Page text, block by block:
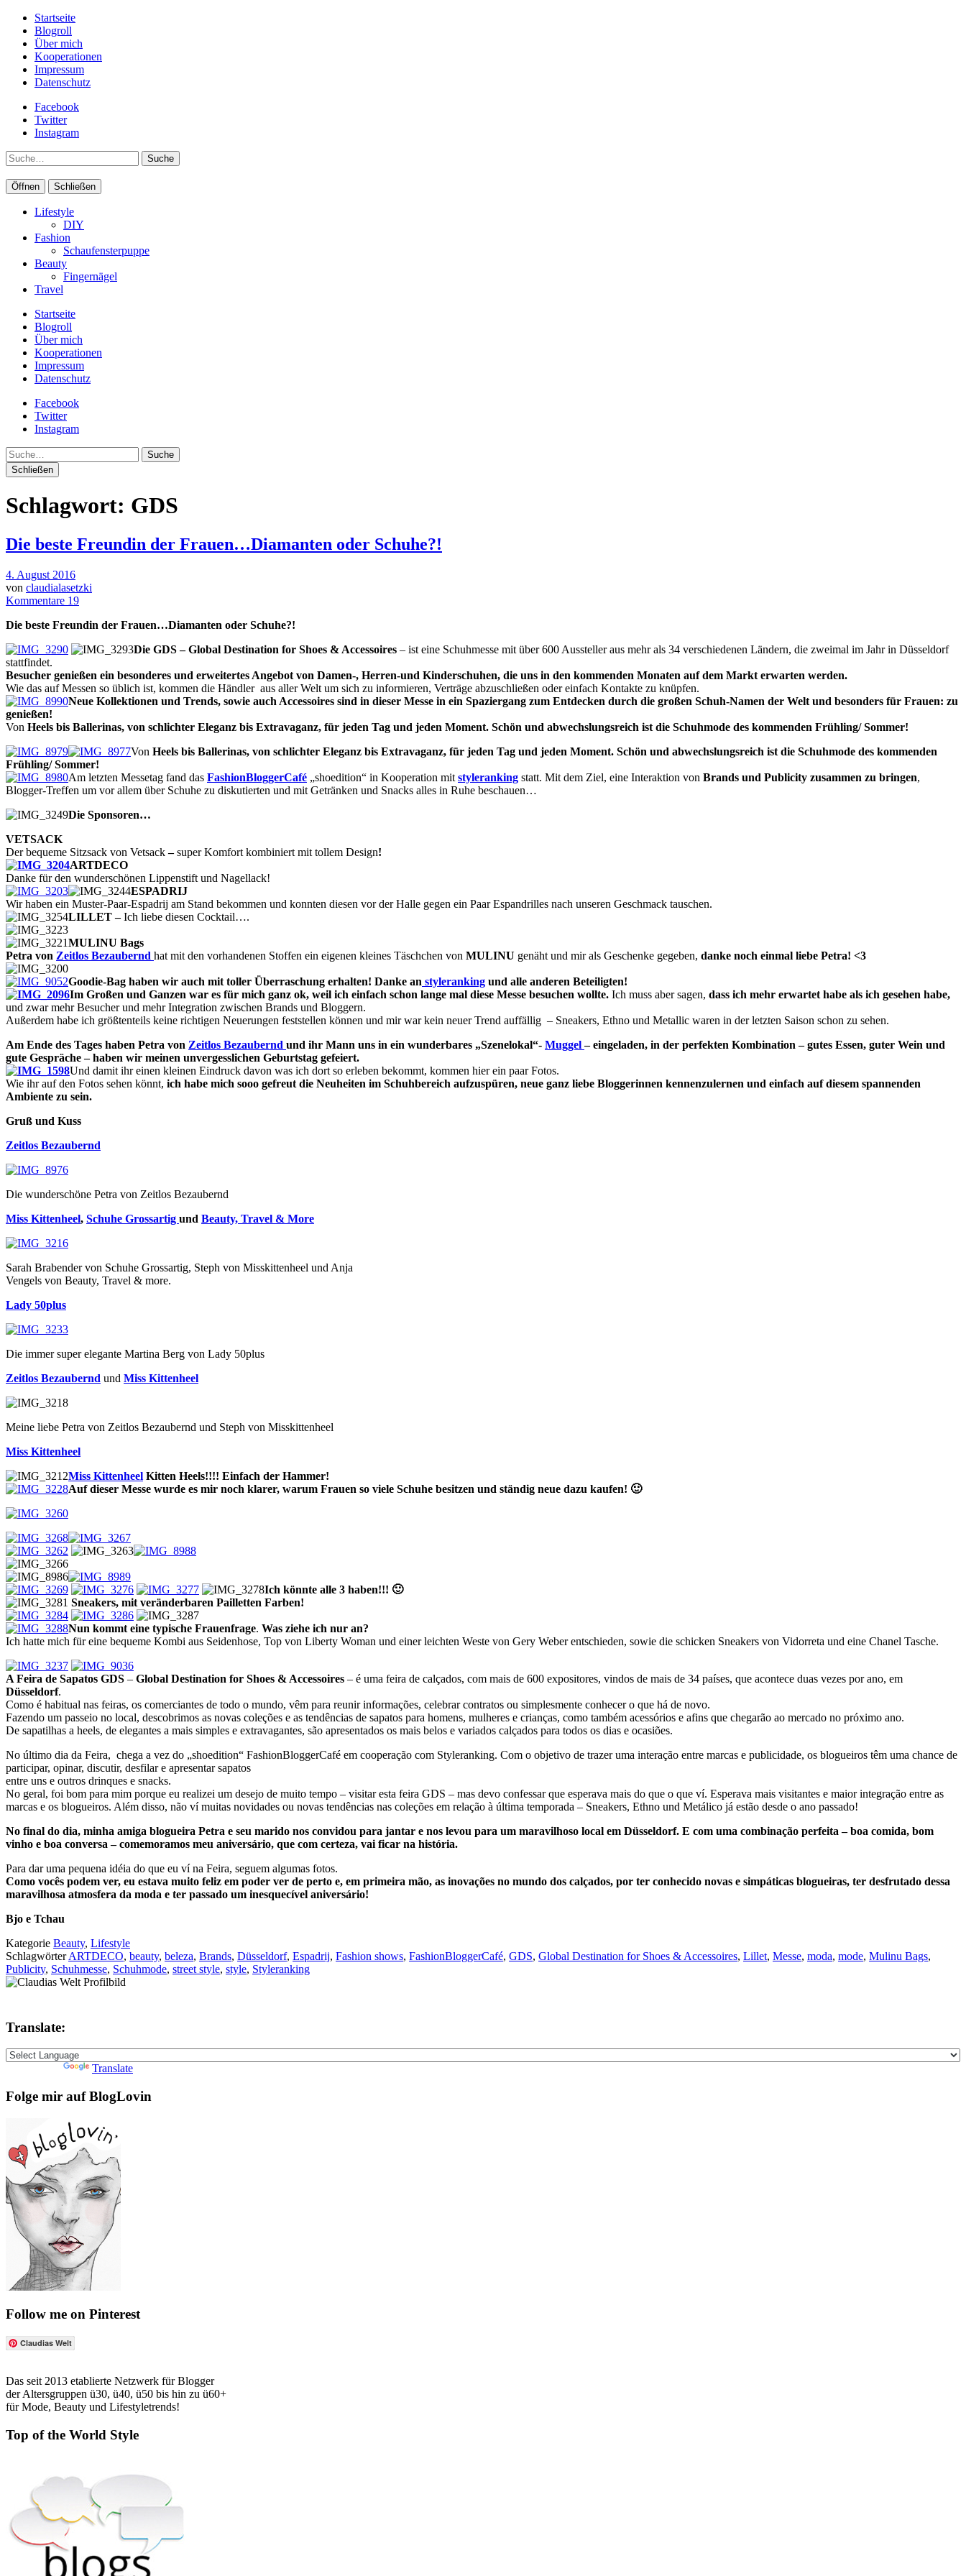
Startseite
Blogroll
Über mich
Kooperationen
Impressum
Datenschutz
Facebook
Twitter
Instagram
Suche
Öffnen Schließen
Lifestyle
DIY
Fashion
Schaufensterpuppe
Beauty
Fingernägel
Travel
Startseite
Blogroll
Über mich
Kooperationen
Impressum
Datenschutz
Facebook
Twitter
Instagram
Suche
Schließen
Schlagwort: GDS
Die beste Freundin der Frauen…Diamanten oder Schuhe?!
4. August 2016
von claudialasetzki
Kommentare 19
Die beste Freundin der Frauen…Diamanten oder Schuhe?!
Die GDS – Global Destination for Shoes & Accessoires – ist eine Schuhmesse mit über 600 Aussteller aus mehr als 34 verschiedenen Ländern, die zweimal im Jahr in Düsseldorf
stattfindet.
Besucher genießen ein besonderes und erweitertes Angebot von Damen-, Herren-und Kinderschuhen, die uns in den kommenden Monaten auf dem Markt erwarten werden.
Wie das auf Messen so üblich ist, kommen die Händler aus aller Welt um sich zu informieren, Verträge abzuschließen oder einfach Kontakte zu knüpfen.
Neue Kollektionen und Trends, sowie auch Accessoires sind in dieser Messe in ein Spaziergang zum Entdecken durch die großen Schuh-Namen der Welt und besonders für Frauen: zu
genießen!
Von Heels bis Ballerinas, von schlichter Eleganz bis Extravaganz, für jeden Tag und jeden Moment. Schön und abwechslungsreich ist die Schuhmode des kommenden Frühling/ Sommer!
Von Heels bis Ballerinas, von schlichter Eleganz bis Extravaganz, für jeden Tag und jeden Moment. Schön und abwechslungsreich ist die Schuhmode des kommenden
Frühling/ Sommer!
Am letzten Messetag fand das FashionBloggerCafé „shoedition“ in Kooperation mit styleranking statt. Mit dem Ziel, eine Interaktion von Brands und Publicity zusammen zu bringen,
Blogger-Treffen um vor allem über Schuhe zu diskutierten und mit Getränken und Snacks alles in Ruhe beschauen…
Die Sponsoren…
VETSACK
Der bequeme Sitzsack von Vetsack–super Komfort kombiniert mit tollem Design!
ARTDECO
Danke für den wunderschönen Lippenstift und Nagellack!
ESPADRIJ
Wir haben ein Muster-Paar-Espadrij am Stand bekommen und konnten diesen vor der Halle gegen ein Paar Espandrilles nach unseren Geschmack tauschen.
LILLET –Ich liebe diesen Cocktail….
MULINU Bags
Petra von Zeitlos Bezaubernd hat mit den vorhandenen Stoffen ein eigenen kleines Täschchen von MULINU genäht und mir als Geschenke gegeben, danke noch einmal liebe Petra! <3
Goodie-Bag haben wir auch mit toller Überraschung erhalten! Danke an styleranking und alle anderen Beteiligten!
Im Großen und Ganzen war es für mich ganz ok, weil ich einfach schon lange mal diese Messe besuchen wollte. Ich muss aber sagen, dass ich mehr erwartet habe als ich gesehen habe,
und zwar mehr Besucher und mehr Integration zwischen Brands und Bloggern.
Außerdem habe ich größtenteils keine richtigen Neuerungen feststellen können und mir war kein neuer Trend auffällig – Sneakers, Ethno und Metallic waren in der letzten Saison schon zu sehen.
Am Ende des Tages haben Petra von Zeitlos Bezaubernd und ihr Mann uns in ein wunderbares „Szenelokal“- Muggel– eingeladen, in der perfekten Kombination – gutes Essen, guter Wein und
gute Gespräche – haben wir meinen unvergesslichen Geburtstag gefeiert.
Und damit ihr einen kleinen Eindruck davon was ich dort so erleben bekommt, kommen hier ein paar Fotos.
Wie ihr auf den Fotos sehen könnt, ich habe mich sooo gefreut die Neuheiten im Schuhbereich aufzuspüren, neue ganz liebe Bloggerinnen kennenzulernen und einfach auf diesem spannenden
Ambiente zu sein.
Gruß und Kuss
Zeitlos Bezaubernd
Die wunderschöne Petra von Zeitlos Bezaubernd
Miss Kittenheel, Schuhe Grossartig und Beauty, Travel & More
Sarah Brabender von Schuhe Grossartig, Steph von Misskittenheel und Anja
Vengels von Beauty, Travel & more.
Lady 50plus
Die immer super elegante Martina Berg von Lady 50plus
Zeitlos Bezaubernd und Miss Kittenheel
Meine liebe Petra von Zeitlos Bezaubernd und Steph von Misskittenheel
Miss Kittenheel
Miss Kittenheel Kitten Heels!!!! Einfach der Hammer!
Auf dieser Messe wurde es mir noch klarer, warum Frauen so viele Schuhe besitzen und ständig neue dazu kaufen! 🙂
Ich könnte alle 3 haben!!! 🙂
Sneakers, mit veränderbaren Pailletten Farben!
Nun kommt eine typische Frauenfrage. Was ziehe ich nur an?
Ich hatte mich für eine bequeme Kombi aus Seidenhose, Top von Liberty Woman und einer leichten Weste von Gery Weber entschieden, sowie die schicken Sneakers von Vidorreta und eine Chanel Tasche.
A Feira de Sapatos GDS – Global Destination for Shoes & Accessoires – é uma feira de calçados, com mais de 600 expositores, vindos de mais de 34 países, que acontece duas vezes por ano, em
Düsseldorf.
Como é habitual nas feiras, os comerciantes de todo o mundo, vêm para reunir informações, celebrar contratos ou simplesmente conhecer o que há de novo.
Fazendo um passeio no local, descobrimos as novas coleções e as tendências de sapatos para homens, mulheres e crianças, como também acessórios e afins que chegarão ao mercado no próximo ano.
De sapatilhas a heels, de elegantes a mais simples e extravagantes, são apresentados os mais belos e variados calçados para todos os dias e ocasiões.
No último dia da Feira, chega a vez do „shoedition“ FashionBloggerCafé em cooperação com Styleranking. Com o objetivo de trazer uma interação entre marcas e publicidade, os blogueiros têm uma chance de
participar, opinar, discutir, desfilar e apresentar sapatos
entre uns e outros drinques e snacks.
No geral, foi bom para mim porque eu realizei um desejo de muito tempo – visitar esta feira GDS – mas devo confessar que esperava mais do que o que ví. Esperava mais visitantes e maior integração entre as
marcas e os blogueiros. Além disso, não ví muitas novidades ou novas tendências nas coleções em relação à última temporada – Sneakers, Ethno und Metálico já estão desde o ano passado!
No final do dia, minha amiga blogueira Petra e seu marido nos convidou para jantar e nos levou para um maravilhoso local em Düsseldorf. E com uma combinação perfeita – boa comida, bom
vinho e boa conversa – comemoramos meu aniversário, que com certeza, vai ficar na história.
Para dar uma pequena idéia do que eu ví na Feira, seguem algumas fotos.
Como vocês podem ver, eu estava muito feliz em poder ver de perto e, em primeira mão, as inovações no mundo dos calçados, por ter conhecido novas e simpáticas blogueiras, ter desfrutado dessa
maravilhosa atmosfera da moda e ter passado um inesquecível aniversário!
Bjo e Tchau
Kategorie Beauty, Lifestyle
SchlagwörterARTDECO, beauty, beleza, Brands, Düsseldorf, Espadrij, Fashion shows, FashionBloggerCafé, GDS, Global Destination for Shoes & Accessoires, Lillet, Messe, moda, mode, Mulinu Bags,
Publicity, Schuhmesse, Schuhmode, street style, style, Styleranking
Translate:
Translate
Folge mir auf BlogLovin
Follow me on Pinterest
Claudias Welt
Das seit 2013 etablierte Netzwerk für Blogger
der Altersgruppen ü30, ü40, ü50 bis hin zu ü60+
für Mode, Beauty und Lifestyletrends!
Top of the World Style